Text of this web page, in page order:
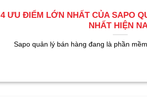
4 ƯU ĐIỂM LỚN NHẤT CỦA SAPO
NHẤT HIỆN
Sapo quản lý bán hàng đang là phần